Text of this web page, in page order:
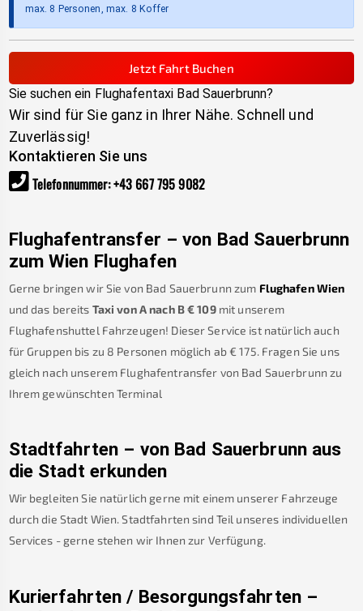
max. 8 Personen, max. 8 Koffer
Jetzt Fahrt Buchen
Sie suchen ein Flughafentaxi Bad Sauerbrunn?
Wir sind für Sie ganz in Ihrer Nähe. Schnell und
Zuverlässig!
Kontaktieren Sie uns
Telefonnummer:+43 667 795 9082
Flughafentransfer – von Bad Sauerbrunn
zum Wien Flughafen
Gerne bringen wir Sie von Bad Sauerbrunn zum Flughafen Wien
und das bereits Taxi von A nach B€109 mit unserem
Flughafenshuttel Fahrzeugen! Dieser Service ist natürlich auch
für Gruppen bis zu 8 Personen möglich ab € 175. Fragen Sie uns
gleich nach unserem Flughafentransfer von Bad Sauerbrunn zu
Ihrem gewünschten Terminal
Stadtfahrten – von Bad Sauerbrunn aus
die Stadt erkunden
Wir begleiten Sie natürlich gerne mit einem unserer Fahrzeuge
durch die Stadt Wien. Stadtfahrten sind Teil unseres individuellen
Services - gerne stehen wir Ihnen zur Verfügung.
Kurierfahrten / Besorgungsfahrten –